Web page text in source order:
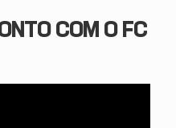
COM O FC